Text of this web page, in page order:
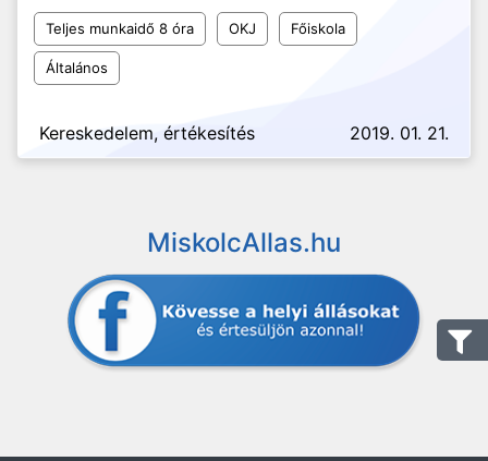
Teljes munkaidő 8 óra OKJ Főiskola
Általános
Kereskedelem, értékesítés 2019. 01. 21.
MiskolcAllas.hu